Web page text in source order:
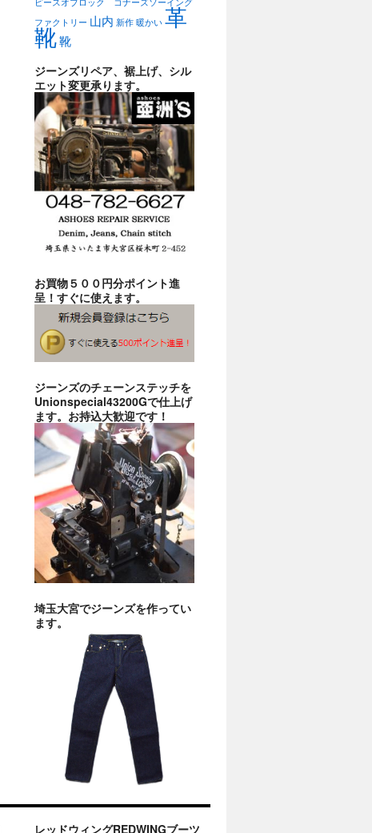
ピースオブロック コナーズソーイング
ファクトリー 山内 新作 暖かい 革
靴靴
ジーンズリペア、裾上げ、シル
エット変更承ります。
お買物５００円分ポイント進
呈！すぐに使えます。
ジーンズのチェーンステッチを
Unionspecial43200Gで仕上げ
ます。お持込大歓迎です！
埼玉大宮でジーンズを作ってい
ます。
レッドウィングREDWINGブーツ